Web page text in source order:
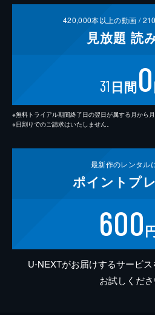
420,000本以上の動画 /210
見放題 読
31 日間0
※無料トライアル期間終了日の翌日が属する月から月
※日割りでのご請求はいたしません。
最新作のレンタル
ポイント プ
600
U-NEXTがお届けするサービ
お試しくださ